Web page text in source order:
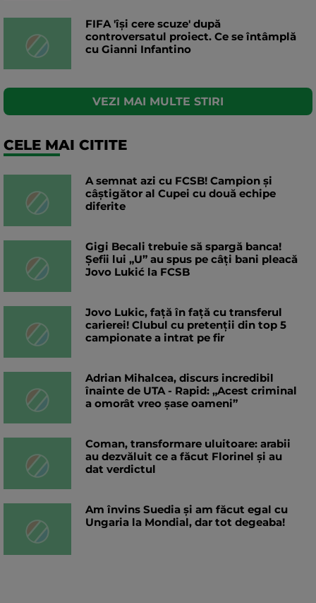
FIFA 'își cere scuze' după
controversatul proiect. Ce se întâmplă
cu Gianni Infantino
VEZI MAI MULTE STIRI
CELE MAI CITITE
A semnat azi cu FCSB! Campion și
câștigător al Cupei cu două echipe
diferite
Gigi Becali trebuie să spargă banca!
Șefii lui „U” au spus pe câți bani pleacă
Jovo Lukić la FCSB
Jovo Lukic, față în față cu transferul
carierei! Clubul cu pretenții din top 5
campionate a intrat pe fir
Adrian Mihalcea, discurs incredibil
înainte de UTA - Rapid: „Acest criminal
a omorât vreo șase oameni”
Coman, transformare uluitoare: arabii
au dezvăluit ce a făcut Florinel și au
dat verdictul
Am învins Suedia și am făcut egal cu
Ungaria la Mondial, dar tot degeaba!